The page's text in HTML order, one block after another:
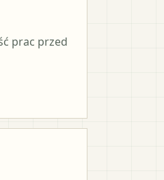
prac przed